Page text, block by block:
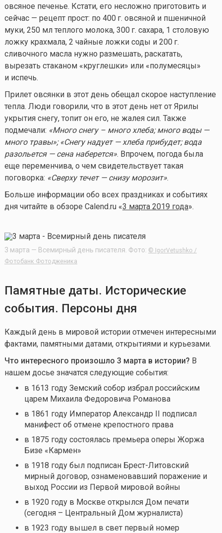
овсяное печенье. Кстати, его несложно приготовить и
сейчас — рецепт прост: по 400 г. овсяной и пшеничной
муки, 250 мл теплого молока, 300 г. сахара, 1 столовую
ложку крахмала, 2 чайные ложки соды и 200 г.
сливочного масла нужно размешать, раскатать,
вырезать стаканом «круглешки» или «полумесяцы»
и испечь.
Прилет овсянки в этот день обещал скорое наступление
тепла. Люди говорили, что в этот день нет от Ярилы
укрытия снегу, топит он его, не жалея сил. Также
подмечали: «Много снегу – много хлеба; много воды —
много травы»; «Снегу надует — хлеба прибудет; вода
разольется — сена наберется». Впрочем, погода была
еще переменчива, о чем свидетельствует такая
поговорка: «Сверху течет — снизу морозит».
Больше информации обо всех праздниках и событиях
дня читайте в обзоре Calend.ru «3 марта 2019 года».
3 марта — Всемирный день писателя. Фото: © IgorVetushko /
Фотобанк Фотодженика
Памятные даты. Исторические
события. Персоны дня
Каждый день в мировой истории отмечен интересными
фактами, памятными датами, открытиями и курьезами.
Что интересного произошло 3 марта в истории? В
нашем досье значатся следующие события:
в 1613 году Земский собор избрал российским
царем Михаила Федоровича Романова
в 1861 году Император Александр II подписал
манифест об отмене крепостного права
в 1875 году состоялась премьера оперы Жоржа
Бизе «Кармен»
в 1918 году был подписан Брест-Литовский
мирный договор, ознаменовавший поражение и
выход России из Первой мировой войны
в 1920 году в Москве открылся Дом печати
(сегодня – Центральный Дом журналиста)
в 1923 году вышел в свет первый номер